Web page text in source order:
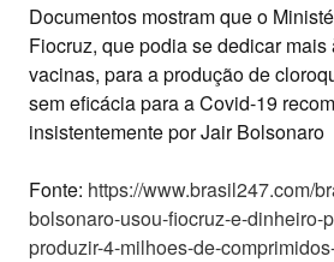
Documentos mostram que o
Fiocruz, que podia se dedicar
vacinas, para a produção de
sem eficácia para a Covid-19
insistentemente por Jair Bolsonaro
Fonte: https://www.brasil247.com/
bolsonaro-usou-fiocruz-e-dinheiro-
produzir-4-milhoes-de-